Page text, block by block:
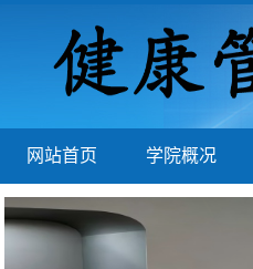
网站首页 学院概况